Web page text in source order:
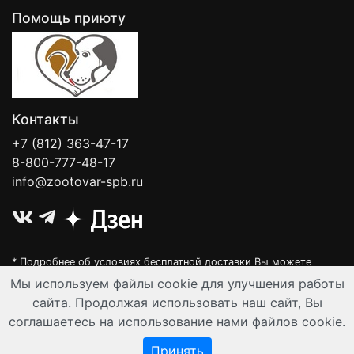
Помощь приюту
Контакты
+7 (812) 363-47-17
8-800-777-48-17
info@zootovar-spb.ru
* Подробнее об условиях бесплатной доставки Вы можете
узнать на нашей
интерактивной карте
Интернет-зоомагазин "Филя". Контент на сайте предназначен для
лиц старше 16 лет. Все данные представленные на сайте
регулируются публичной офертой.
© Все права защищены 2008-2026 г.
Мы используем файлы cookie для улучшения работы
сайта. Продолжая использовать наш сайт, Вы
соглашаетесь на использование нами файлов cookie.
Принять